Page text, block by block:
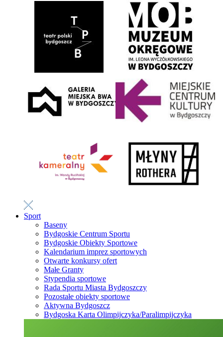
Sport
Baseny
Bydgoskie Centrum Sportu
Bydgoskie Obiekty Sportowe
Kalendarium imprez sportowych
Otwarte konkursy ofert
Małe Granty
Stypendia sportowe
Rada Sportu Miasta Bydgoszczy
Pozostałe obiekty sportowe
Aktywna Bydgoszcz
Bydgoska Karta Olimpijczyka/Paralimpijczyka